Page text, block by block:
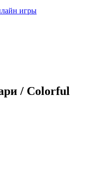
/ Colorful